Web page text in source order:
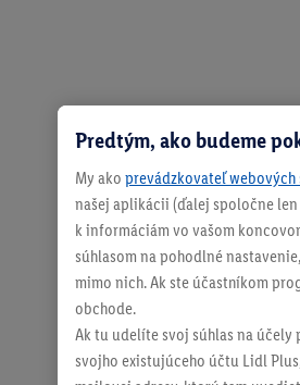
Predtým, ako budeme
My ako prevádzkovateľ
našej aplikácii (ďalej spoločne
k informáciám vo vašom
súhlasom na pohodlné
mimo nich. Ak ste účastníkom
obchode.
Ak tu udelíte svoj súhlas na
svojho existujúceho účtu Lidl